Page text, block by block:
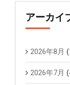
アーカイ
2026年8月
2026年7月